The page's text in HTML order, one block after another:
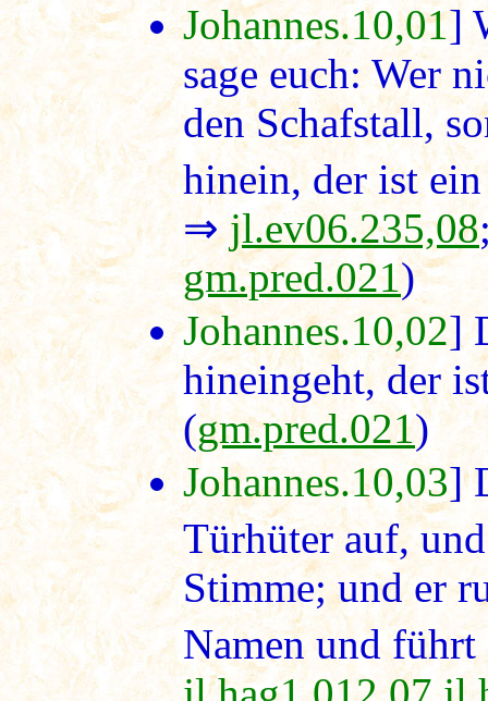
Johannes.10,01]
sage euch: Wer
den Schafstall,
hinein, der ist
⇒jl.ev06.235,08
gm.pred.021)
Johannes.10,02]
hineingeht, der
(gm.pred.021)
Johannes.10,03]
Türhüter auf,
Stimme; und er
Namen und führt